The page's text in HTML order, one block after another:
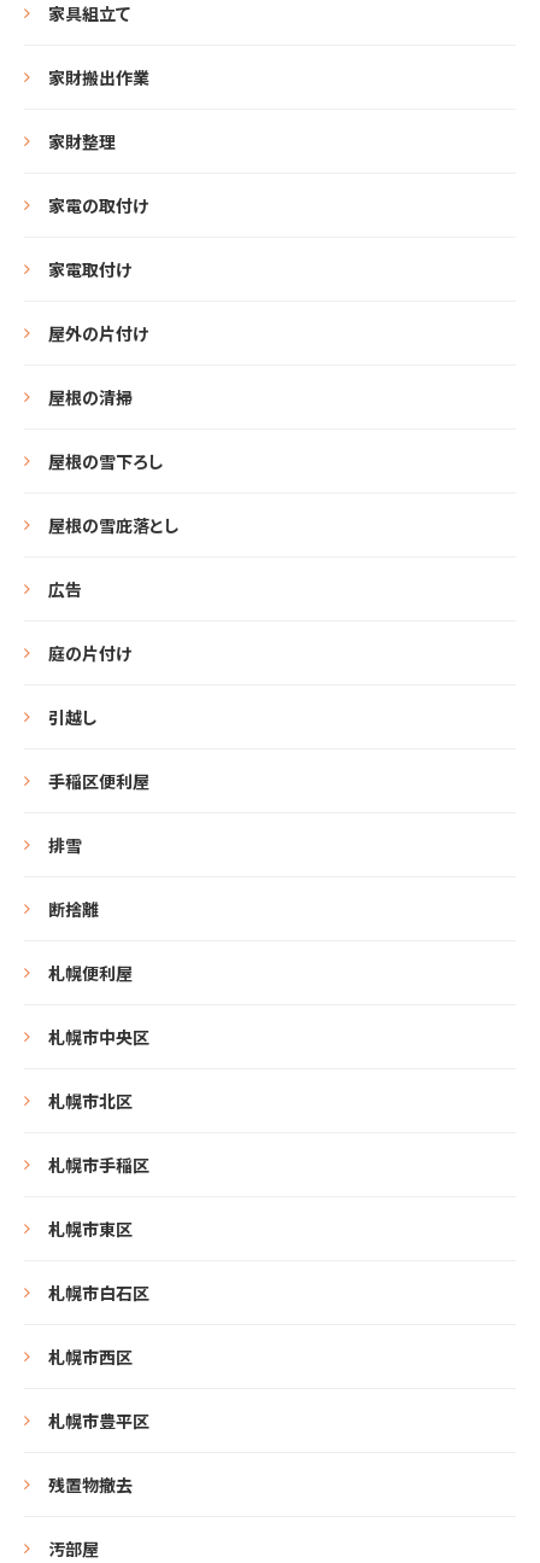
家具組立て
家財搬出作業
家財整理
家電の取付け
家電取付け
屋外の片付け
屋根の清掃
屋根の雪下ろし
屋根の雪庇落とし
広告
庭の片付け
引越し
手稲区便利屋
排雪
断捨離
札幌便利屋
札幌市中央区
札幌市北区
札幌市手稲区
札幌市東区
札幌市白石区
札幌市西区
札幌市豊平区
残置物撤去
汚部屋